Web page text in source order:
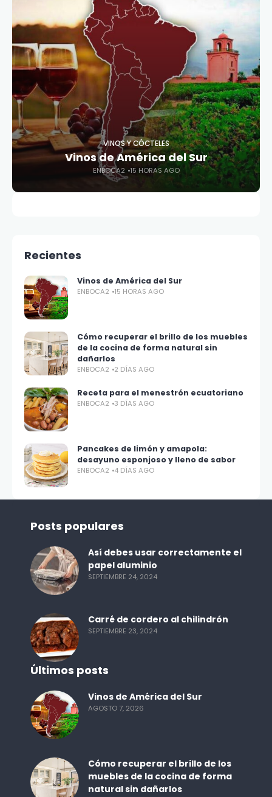
VINOS Y CÓCTELES
Vinos de América del Sur
ENBOCA2 15 HORAS AGO
Recientes
Vinos de América del Sur
ENBOCA2 15 HORAS AGO
Cómo recuperar el brillo de los muebles
de la cocina de forma natural sin
dañarlos
ENBOCA2 2 DÍAS AGO
Receta para el menestrón ecuatoriano
ENBOCA2 3 DÍAS AGO
Pancakes de limón y amapola:
desayuno esponjoso y lleno de sabor
ENBOCA2 4 DÍAS AGO
Posts populares
Así debes usar correctamente el
papel aluminio
SEPTIEMBRE 24, 2024
Carré de cordero al chilindrón
SEPTIEMBRE 23, 2024
Últimos posts
Vinos de América del Sur
AGOSTO 7, 2026
Cómo recuperar el brillo de los
muebles de la cocina de forma
natural sin dañarlos